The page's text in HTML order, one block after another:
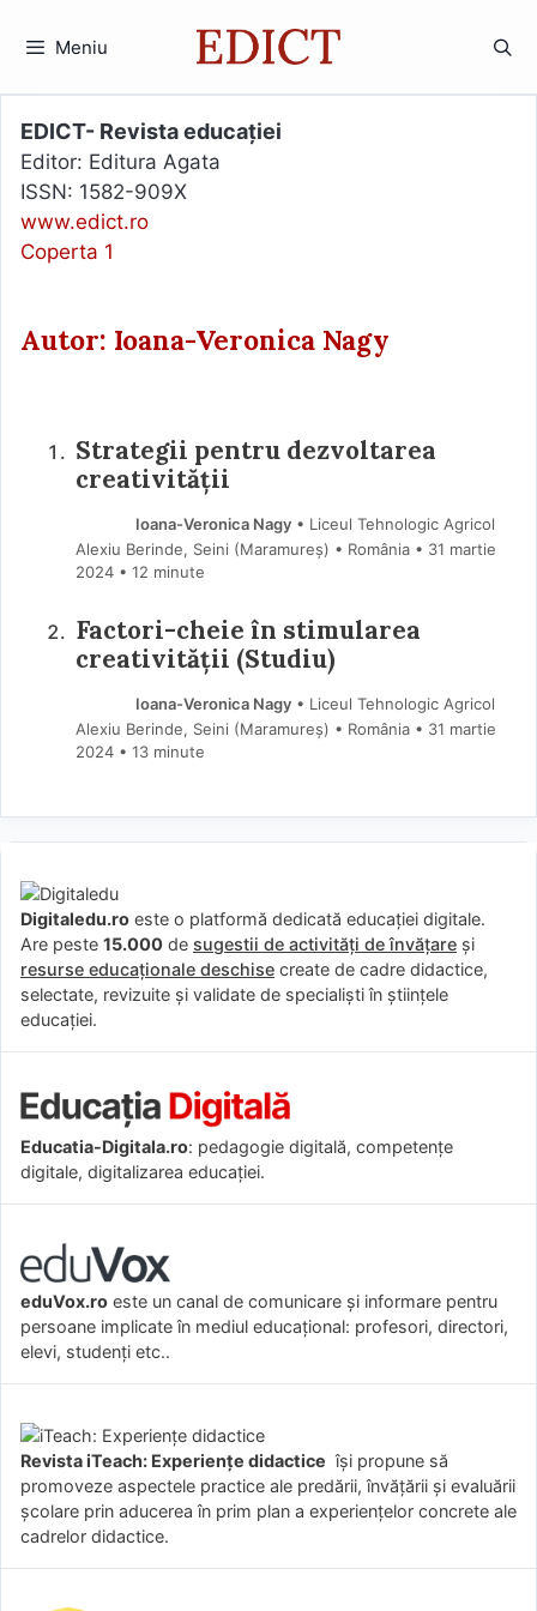
Meniu
EDICT- Revista educației
Editor: Editura Agata
ISSN: 1582-909X
www.edict.ro
Coperta 1
Autor: Ioana-Veronica Nagy
Strategii pentru dezvoltarea
creativității
Ioana-Veronica Nagy• Liceul Tehnologic Agricol
Alexiu Berinde, Seini (Maramureş) • România
31 martie
2024 • 12 minute
Factori-cheie în stimularea
creativității (Studiu)
Ioana-Veronica Nagy• Liceul Tehnologic Agricol
Alexiu Berinde, Seini (Maramureş) • România
31 martie
2024 • 13 minute
Digitaledu.ro este o platformă dedicată educației digitale.
Are peste 15.000 de sugestii de activități de învățare și
resurse educaționale deschise create de cadre didactice,
selectate, revizuite și validate de specialiști în științele
educației.
Educatia-Digitala.ro: pedagogie digitală, competențe
digitale, digitalizarea educației.
eduVox.ro este un canal de comunicare și informare pentru
persoane implicate în mediul educațional: profesori, directori,
elevi, studenți etc..
Revista iTeach: Experienţe didactice îşi propune să
promoveze aspectele practice ale predării, învăţării şi evaluării
şcolare prin aducerea în prim plan a experienţelor concrete ale
cadrelor didactice.